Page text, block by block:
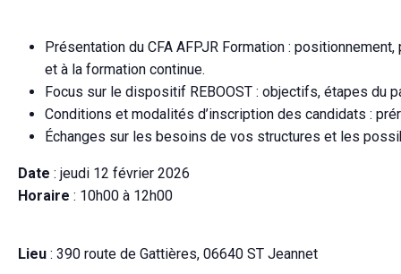
Présentation du CFA AFPJR Formation :
et à la formation continue.
Focus sur le dispositif REBOOST : objectifs, étapes du
Conditions et modalités d’inscription des candidats :
Échanges sur les besoins de vos structures et les
Date : jeudi 12 février 2026
Horaire : 10h00 à 12h00
Lieu : 390 route de Gattières, 06640 ST Jeannet